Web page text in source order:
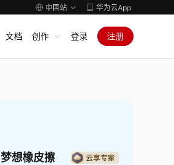
中国站 华为云App
文档 创作 登录 注册
梦想橡皮擦